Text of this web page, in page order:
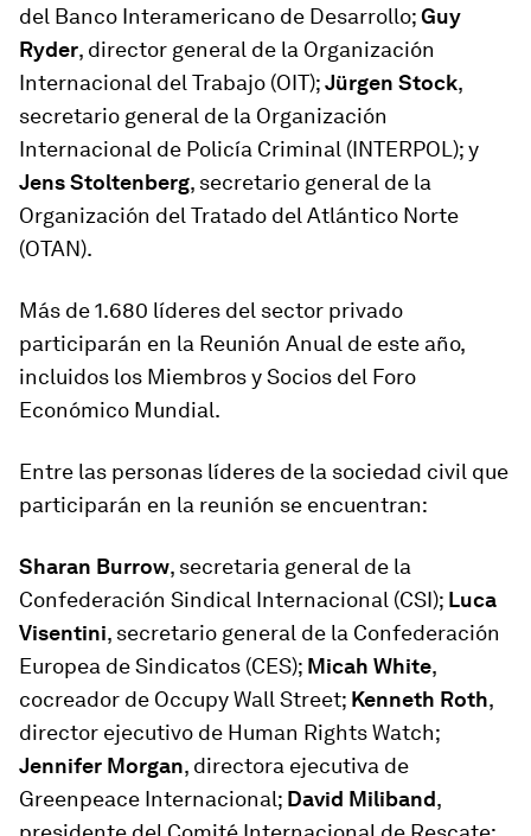
del Banco Interamericano de Desarrollo;Guy
Ryder, director general de la Organización
Internacional del Trabajo (OIT);Jürgen Stock,
secretario general de la Organización
Internacional de Policía Criminal (INTERPOL); y
Jens Stoltenberg, secretario general de la
Organización del Tratado del Atlántico Norte
(OTAN).
Más de 1.680 líderes del sector privado
participarán en la Reunión Anual de este año,
incluidos los Miembros y Socios del Foro
Económico Mundial.
Entre las personas líderes de la sociedad civil que
participarán en la reunión se encuentran:
Sharan Burrow, secretaria general de la
Confederación Sindical Internacional (CSI); Luca
Visentini, secretario general de la Confederación
Europea de Sindicatos (CES); Micah White,
cocreador de Occupy Wall Street; Kenneth Roth,
director ejecutivo de Human Rights Watch;
Jennifer Morgan, directora ejecutiva de
Greenpeace Internacional; David Miliband,